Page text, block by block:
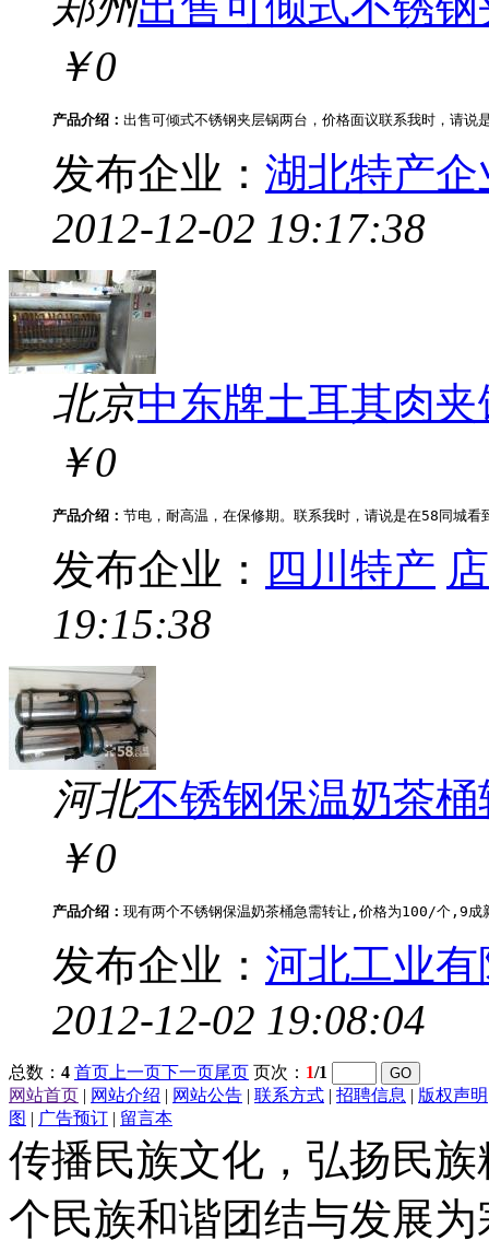
￥0
产品介绍： 出售可倾式不锈钢夹层锅两台，价格面议联系我时
发布企业： 湖北特产
2012-12-02 19:17:38
北京中东牌土耳其肉
￥0
产品介绍： 节电，耐高温，在保修期。联系我时，请说是在58同
发布企业： 四川特产
19:15:38
河北不锈钢保温奶茶桶
￥0
产品介绍： 现有两个不锈钢保温奶茶桶急需转让,价格为100/个
发布企业： 河北工业
2012-12-02 19:08:04
总数： 4 首页 上一页下一页尾页 页次： 1/1
网站首页 | 网站介绍 | 网站公告 | 联系方式 | 招聘信息 | 版权声明
图 | 广告预订 | 留言本
传播民族文化，弘扬民
个民族和谐团结与发展